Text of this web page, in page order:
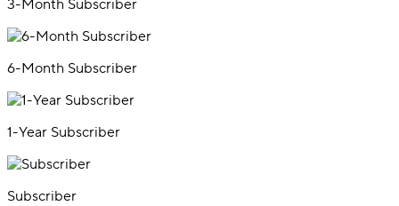
3-Month Subscriber
6-Month Subscriber
1-Year Subscriber
Subscriber